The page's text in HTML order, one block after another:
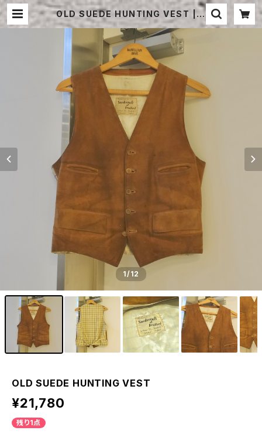
OLD SUEDE HUNTING VEST | S
TRAYSHEEP ONLINE
1/12
OLD SUEDE HUNTING VEST
¥21,780
残り1点